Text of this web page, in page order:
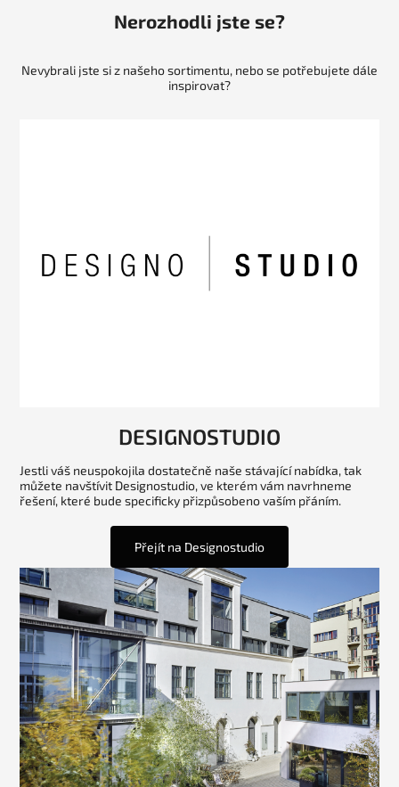
Nerozhodli jste se?
Nevybrali jste si z našeho sortimentu, nebo se potřebujete dále
inspirovat?
DESIGNOSTUDIO
Jestli váš neuspokojila dostatečně naše stávající nabídka, tak
můžete navštívit Designostudio, ve kterém vám navrhneme
řešení, které bude specificky přizpůsobeno vaším přáním.
Přejít na Designostudio